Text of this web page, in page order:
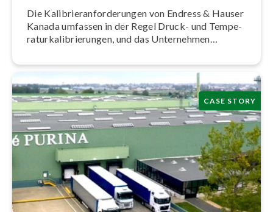
Die Ka­li­brier­an­for­de­run­gen von Endress & Hauser
Kanada umfassen in der Regel Druck- und Tem­pe­
ra­tur­ka­li­brie­run­gen, und das Unternehmen
CASE STORY